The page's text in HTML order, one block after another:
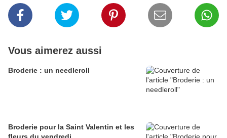
Vous aimerez aussi
Broderie : un needleroll
Broderie pour la Saint Valentin et les